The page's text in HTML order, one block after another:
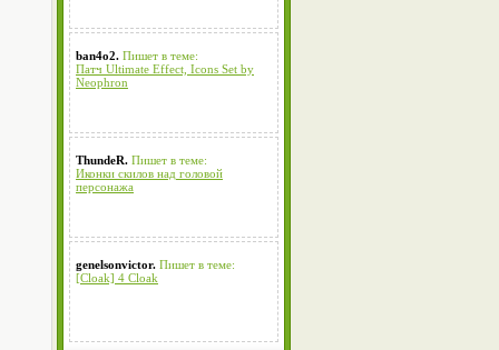
ban4o2. Пишет в теме:
Патч Ultimate Effect, Icons Set by
Neophron
ThundeR. Пишет в теме:
Иконки скилов над головой
персонажа
genelsonvictor. Пишет в теме:
[Cloak] 4 Cloak